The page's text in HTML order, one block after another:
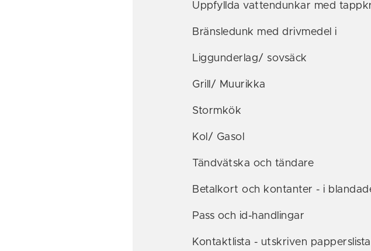
Uppfyllda vattendunkar med
Bränsledunk med drivmedel i
Liggunderlag/ sovsäck
Grill/ Muurikka
Stormkök
Kol/ Gasol
Tändvätska och tändare
Betalkort och kontanter - i
Pass och id-handlingar
Kontaktlista - utskriven